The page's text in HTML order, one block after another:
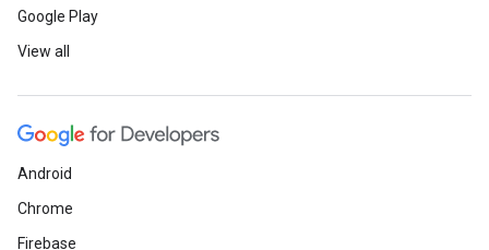
Google Play
View all
Android
Chrome
Firebase